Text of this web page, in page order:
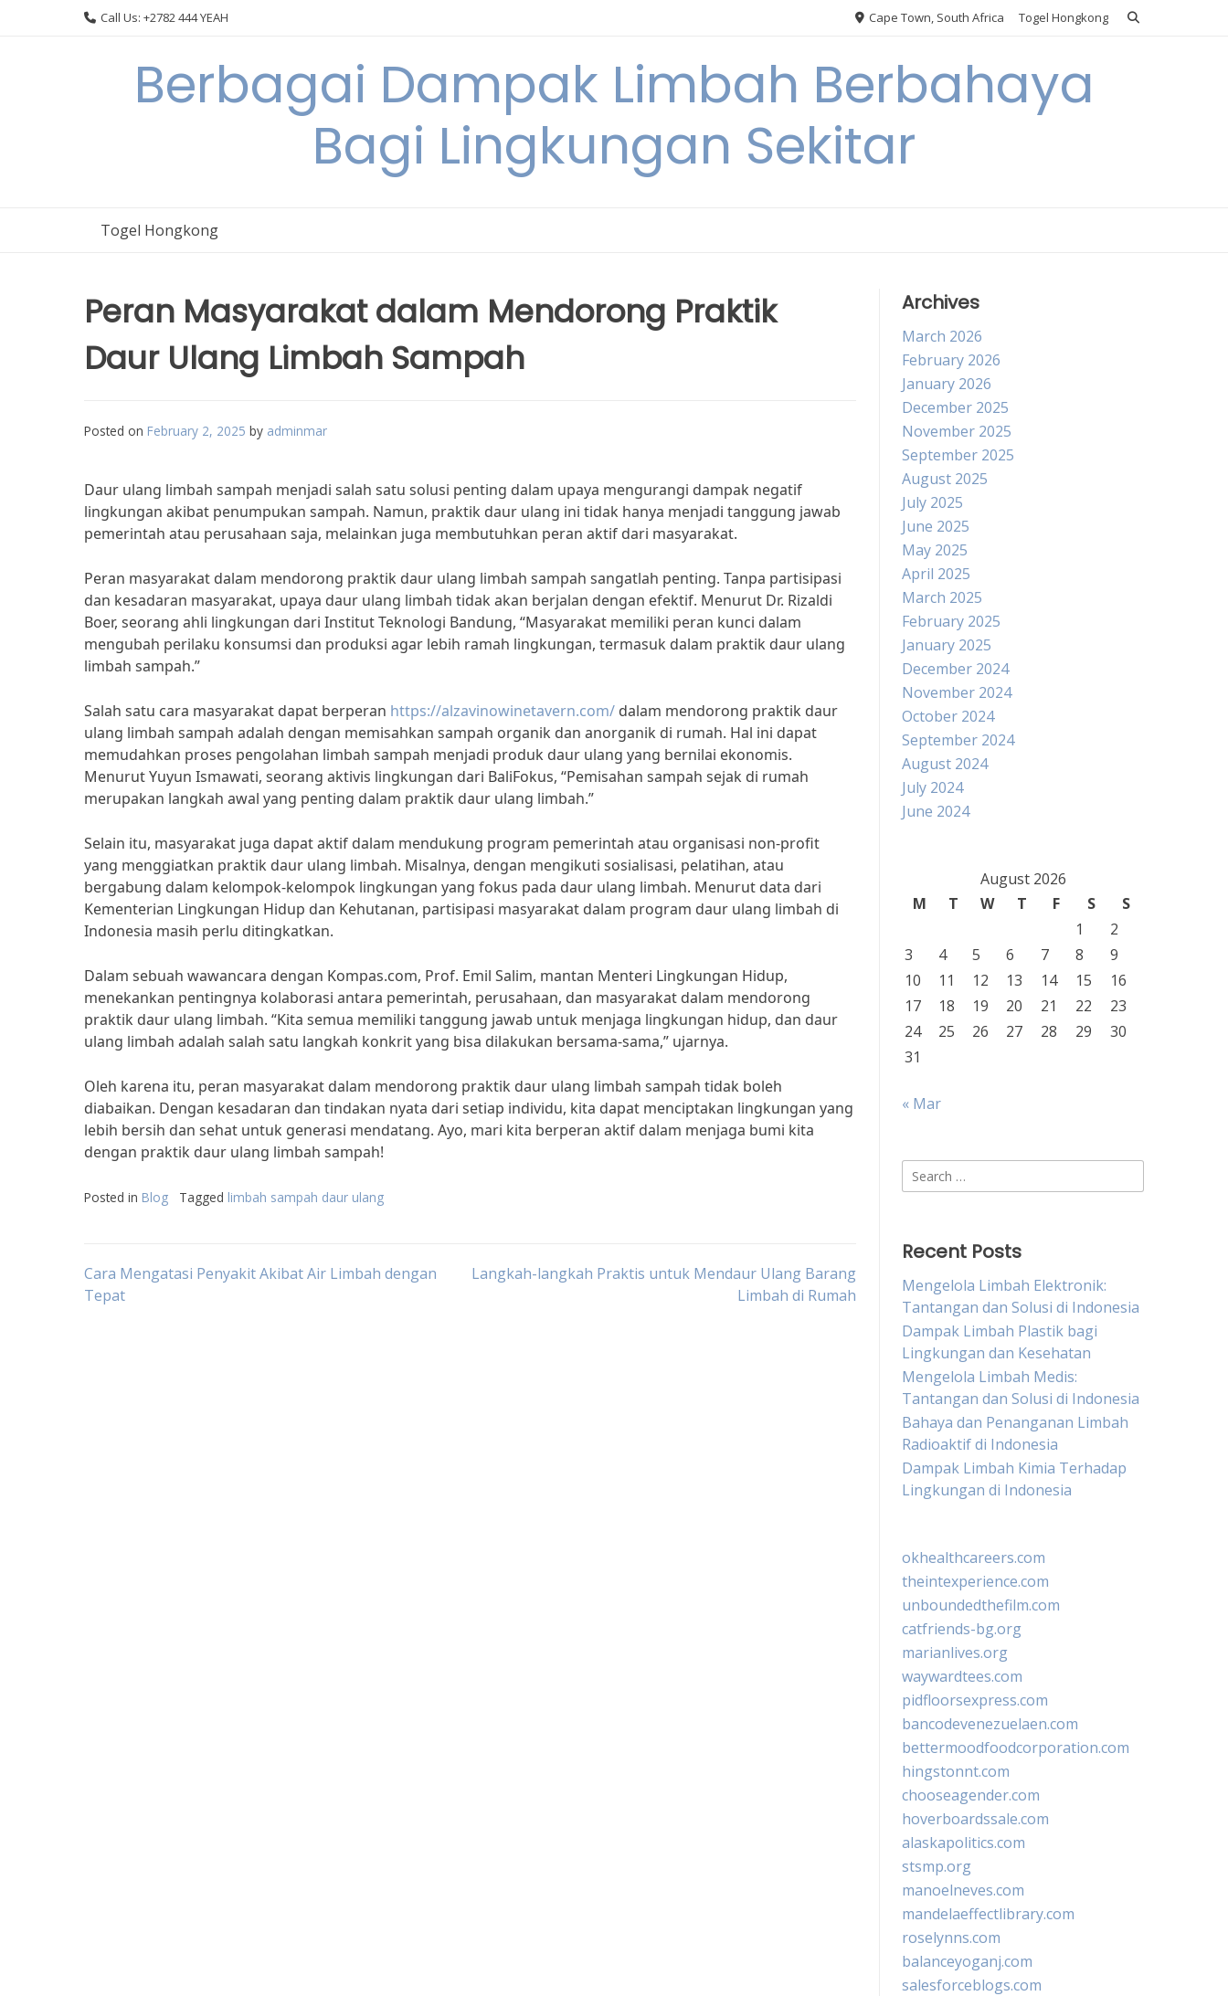
Call Us: +2782 444 YEAH Cape Town, South Africa Togel Hongkong
Berbagai Dampak Limbah Berbahaya
Bagi Lingkungan Sekitar
Togel Hongkong
Peran Masyarakat dalam Mendorong Praktik
Daur Ulang Limbah Sampah
Posted on February 2, 2025 by adminmar
Daur ulang limbah sampah menjadi salah satu solusi penting dalam upaya mengurangi dampak negatif
lingkungan akibat penumpukan sampah. Namun, praktik daur ulang ini tidak hanya menjadi tanggung jawab
pemerintah atau perusahaan saja, melainkan juga membutuhkan peran aktif dari masyarakat.
Peran masyarakat dalam mendorong praktik daur ulang limbah sampah sangatlah penting. Tanpa partisipasi
dan kesadaran masyarakat, upaya daur ulang limbah tidak akan berjalan dengan efektif. Menurut Dr. Rizaldi
Boer, seorang ahli lingkungan dari Institut Teknologi Bandung, “Masyarakat memiliki peran kunci dalam
mengubah perilaku konsumsi dan produksi agar lebih ramah lingkungan, termasuk dalam praktik daur ulang
limbah sampah.”
Salah satu cara masyarakat dapat berperan https://alzavinowinetavern.com/ dalam mendorong praktik daur
ulang limbah sampah adalah dengan memisahkan sampah organik dan anorganik di rumah. Hal ini dapat
memudahkan proses pengolahan limbah sampah menjadi produk daur ulang yang bernilai ekonomis.
Menurut Yuyun Ismawati, seorang aktivis lingkungan dari BaliFokus, “Pemisahan sampah sejak di rumah
merupakan langkah awal yang penting dalam praktik daur ulang limbah.”
Selain itu, masyarakat juga dapat aktif dalam mendukung program pemerintah atau organisasi non-profit
yang menggiatkan praktik daur ulang limbah. Misalnya, dengan mengikuti sosialisasi, pelatihan, atau
bergabung dalam kelompok-kelompok lingkungan yang fokus pada daur ulang limbah. Menurut data dari
Kementerian Lingkungan Hidup dan Kehutanan, partisipasi masyarakat dalam program daur ulang limbah di
Indonesia masih perlu ditingkatkan.
Dalam sebuah wawancara dengan Kompas.com, Prof. Emil Salim, mantan Menteri Lingkungan Hidup,
menekankan pentingnya kolaborasi antara pemerintah, perusahaan, dan masyarakat dalam mendorong
praktik daur ulang limbah. “Kita semua memiliki tanggung jawab untuk menjaga lingkungan hidup, dan daur
ulang limbah adalah salah satu langkah konkrit yang bisa dilakukan bersama-sama,” ujarnya.
Oleh karena itu, peran masyarakat dalam mendorong praktik daur ulang limbah sampah tidak boleh
diabaikan. Dengan kesadaran dan tindakan nyata dari setiap individu, kita dapat menciptakan lingkungan yang
lebih bersih dan sehat untuk generasi mendatang. Ayo, mari kita berperan aktif dalam menjaga bumi kita
dengan praktik daur ulang limbah sampah!
Posted in Blog Tagged limbah sampah daur ulang
Post
Cara Mengatasi Penyakit Akibat Air Limbah dengan
Tepat
Langkah-langkah Praktis untuk Mendaur Ulang Barang
Limbah di Rumah
Archives
March 2026
February 2026
January 2026
December 2025
November 2025
September 2025
August 2025
July 2025
June 2025
May 2025
April 2025
March 2025
February 2025
January 2025
December 2024
November 2024
October 2024
September 2024
August 2024
July 2024
June 2024
August 2026
M
T W T F S
S
1
2
3
4 5 6 7 8
9
10
11 12 13 14 15
16
17
18 19 20 21 22
23
24
25 26 27 28 29
30
31
« Mar
Search
for:
Recent Posts
Mengelola Limbah Elektronik:
Tantangan dan Solusi di Indonesia
Dampak Limbah Plastik bagi
Lingkungan dan Kesehatan
Mengelola Limbah Medis:
Tantangan dan Solusi di Indonesia
Bahaya dan Penanganan Limbah
Radioaktif di Indonesia
Dampak Limbah Kimia Terhadap
Lingkungan di Indonesia
okhealthcareers.com
theintexperience.com
unboundedthefilm.com
catfriends-bg.org
marianlives.org
waywardtees.com
pidfloorsexpress.com
bancodevenezuelaen.com
bettermoodfoodcorporation.com
hingstonnt.com
chooseagender.com
hoverboardssale.com
alaskapolitics.com
stsmp.org
manoelneves.com
mandelaeffectlibrary.com
roselynns.com
balanceyoganj.com
salesforceblogs.com